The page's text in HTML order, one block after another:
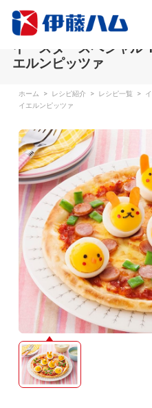
イースタースペシャル
エルンピッツァ
ホーム > レシピ紹介 > レシピ一覧 >
イエルンピッツァ